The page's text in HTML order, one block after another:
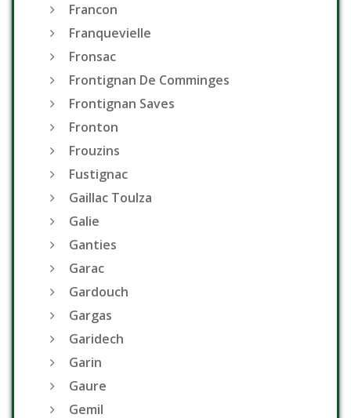
Francon
Franquevielle
Fronsac
Frontignan De Comminges
Frontignan Saves
Fronton
Frouzins
Fustignac
Gaillac Toulza
Galie
Ganties
Garac
Gardouch
Gargas
Garidech
Garin
Gaure
Gemil